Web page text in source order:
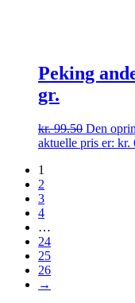
Peking
gr.
kr.99.50 Den
aktuelle pris er: kr.
1
2
3
4
…
24
25
26
→